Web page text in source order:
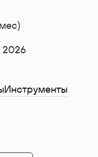
2026
Инструменты